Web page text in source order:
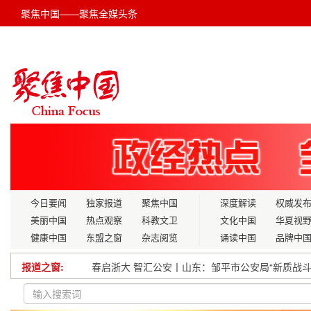
聚焦中国——聚焦全媒头条
今日要闻 独家报道
聚焦中国
美丽中国
热点观察
科教文卫
健康中国
东盟之窗 杂志阅览
深度解读
权威发布
文化中国
华夏视野
诵读中国
品牌中国
报道之窗:
春启浙大 智汇公安丨山东：邹平市公安局“新质战